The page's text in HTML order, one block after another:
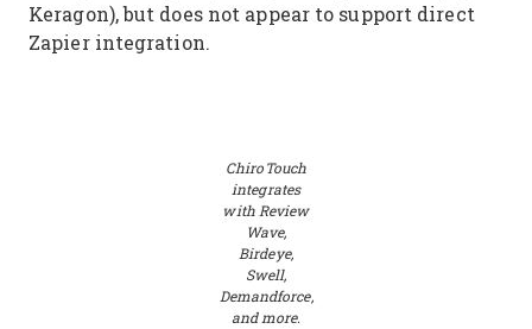
Keragon), but does not appear to support direct
Zapier integration.
ChiroTouch
integrates
with Review
Wave,
Birdeye,
Swell,
Demandforce,
and more.